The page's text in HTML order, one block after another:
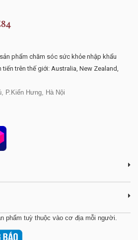
phẩm chăm sóc sức khỏe nhập khẩu
trên thế giới: Australia, New Zealand,
P.Kiến Hưng, Hà Nội
phẩm tuỳ thuộc vào cơ địa mỗi người.